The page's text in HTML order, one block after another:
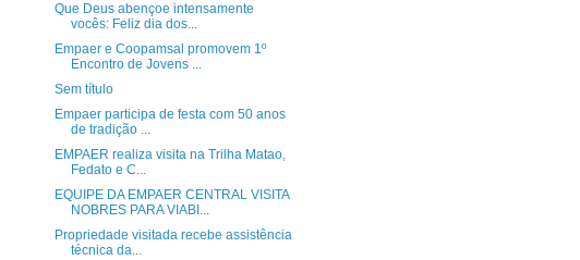
Que Deus abençoe intensamente
vocês: Feliz dia dos...
Empaer e Coopamsal promovem 1º
Encontro de Jovens ...
Sem título
Empaer participa de festa com 50 anos
de tradição ...
EMPAER realiza visita na Trilha Matao,
Fedato e C...
EQUIPE DA EMPAER CENTRAL VISITA
NOBRES PARA VIABI...
Propriedade visitada recebe assistência
técnica da...